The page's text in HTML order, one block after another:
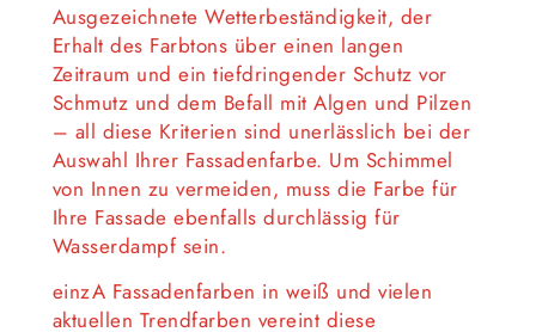
Ausgezeichnete Wetterbeständigkeit, der
Erhalt des Farbtons über einen langen
Zeitraum und ein tiefdringender Schutz vor
Schmutz und dem Befall mit Algen und Pilzen
– all diese Kriterien sind unerlässlich bei der
Auswahl Ihrer Fassadenfarbe. Um Schimmel
von Innen zu vermeiden, muss die Farbe für
Ihre Fassade ebenfalls durchlässig für
Wasserdampf sein.
einzA Fassadenfarben in weiß und vielen
aktuellen Trendfarben vereint diese